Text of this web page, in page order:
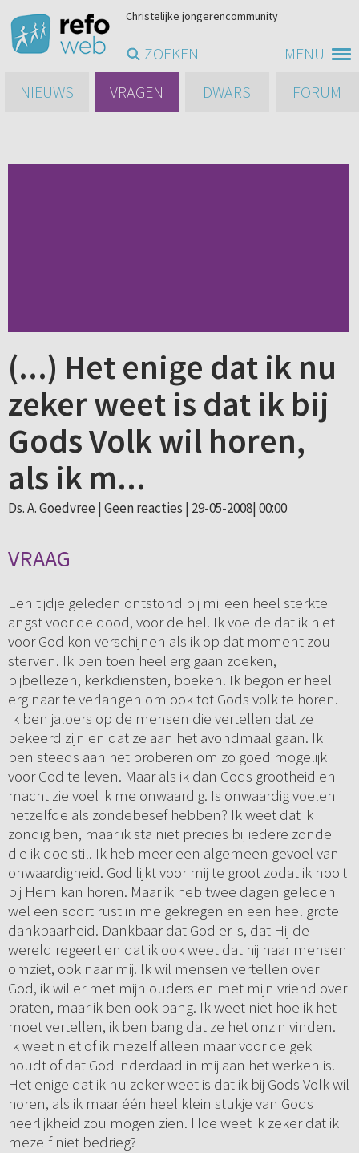
MENU
Christelijke jongerencommunity
ZOEKEN
NIEUWS
VRAGEN DWARS FORUM
(...) Het enige dat ik nu
zeker weet is dat ik bij
Gods Volk wil horen,
als ik m...
Ds. A. Goedvree | Geen reacties | 29-05-2008| 00:00
VRAAG
Een tijdje geleden ontstond bij mij een heel sterkte
angst voor de dood, voor de hel. Ik voelde dat ik niet
voor God kon verschijnen als ik op dat moment zou
sterven. Ik ben toen heel erg gaan zoeken,
bijbellezen, kerkdiensten, boeken. Ik begon er heel
erg naar te verlangen om ook tot Gods volk te horen.
Ik ben jaloers op de mensen die vertellen dat ze
bekeerd zijn en dat ze aan het avondmaal gaan. Ik
ben steeds aan het proberen om zo goed mogelijk
voor God te leven. Maar als ik dan Gods grootheid en
macht zie voel ik me onwaardig. Is onwaardig voelen
hetzelfde als zondebesef hebben? Ik weet dat ik
zondig ben, maar ik sta niet precies bij iedere zonde
die ik doe stil. Ik heb meer een algemeen gevoel van
onwaardigheid. God lijkt voor mij te groot zodat ik nooit
bij Hem kan horen. Maar ik heb twee dagen geleden
wel een soort rust in me gekregen en een heel grote
dankbaarheid. Dankbaar dat God er is, dat Hij de
wereld regeert en dat ik ook weet dat hij naar mensen
omziet, ook naar mij. Ik wil mensen vertellen over
God, ik wil er met mijn ouders en met mijn vriend over
praten, maar ik ben ook bang. Ik weet niet hoe ik het
moet vertellen, ik ben bang dat ze het onzin vinden.
Ik weet niet of ik mezelf alleen maar voor de gek
houdt of dat God inderdaad in mij aan het werken is.
Het enige dat ik nu zeker weet is dat ik bij Gods Volk wil
horen, als ik maar één heel klein stukje van Gods
heerlijkheid zou mogen zien. Hoe weet ik zeker dat ik
mezelf niet bedrieg?